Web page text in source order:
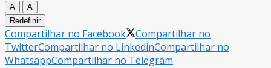
A
A
Redefinir
Compartilhar no Facebook
Compartilhar no
TwitterCompartilhar no LinkedinCompartilhar no
WhatsappCompartilhar no Telegram